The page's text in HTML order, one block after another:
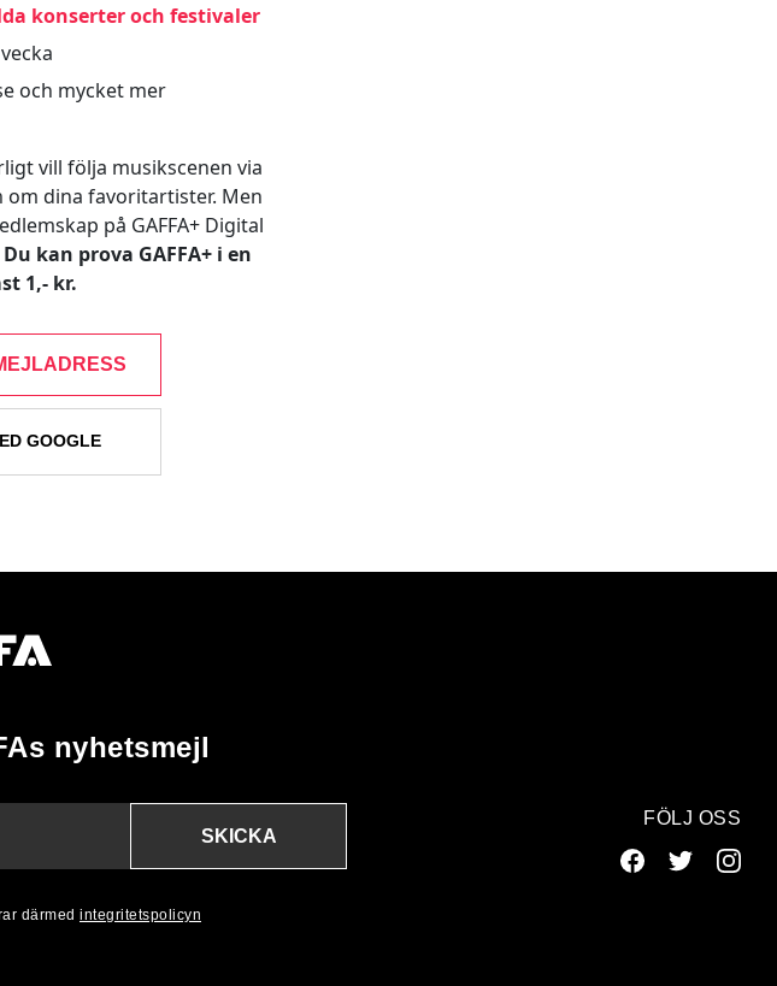
konserter och festivaler
och mycket mer
vill följa musikscenen via
dina favoritartister. Men
på GAFFA+ Digital
Du kan prova GAFFA+ i en
1,- kr.
GOOGLE
nyhetsmejl
SKICKA
därmed integritetspolicyn
FÖLJ OSS